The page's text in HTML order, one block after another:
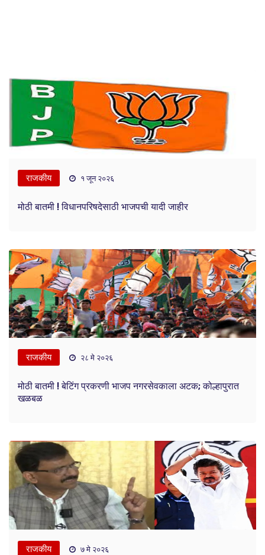
राजकीय १ जून २०२६
मोठी बातमी ! विधानपरिषदेसाठी भाजपची यादी जाहीर
राजकीय २८ मे २०२६
मोठी बातमी ! बेटिंग प्रकरणी भाजप नगरसेवकाला अटक; कोल्हापुरात
खळबळ
राजकीय ७ मे २०२६